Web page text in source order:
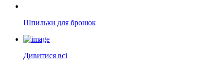
Шпильки для брошок
Дивитися всі